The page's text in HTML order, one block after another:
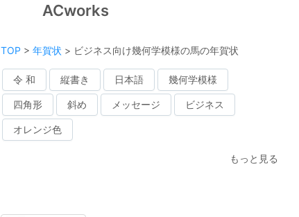
ACworks
TOP > 年賀状 > ビジネス向け幾何学模様の馬の年賀状
令 和 縦書き 日本語 幾何学模様
四角形 斜め メッセージ ビジネス
オレンジ色
もっと見る